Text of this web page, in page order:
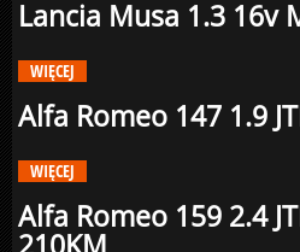
Lancia Musa 1.3 16v
WIĘCEJ
Alfa Romeo 147 1.9
WIĘCEJ
Alfa Romeo 159 2.4